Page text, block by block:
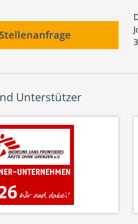
Unterstützer